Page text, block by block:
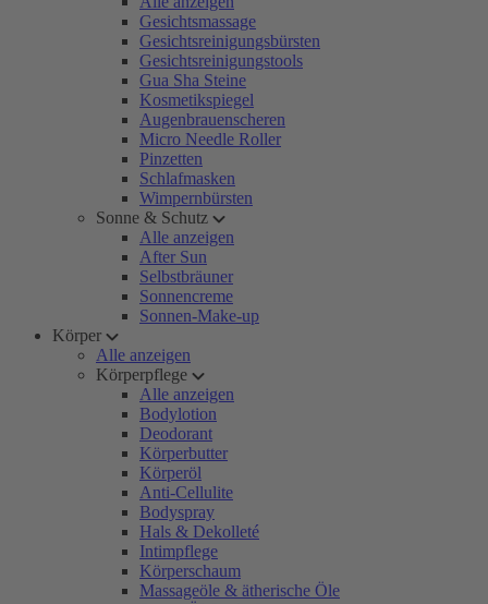
Gesichtsmassage
Gesichtsreinigungsbürsten
Gesichtsreinigungstools
Gua Sha Steine
Kosmetikspiegel
Augenbrauenscheren
Micro Needle Roller
Pinzetten
Schlafmasken
Wimpernbürsten
Sonne & Schutz
Alle anzeigen
After Sun
Selbstbräuner
Sonnencreme
Sonnen-Make-up
Körper
Alle anzeigen
Körperpflege
Alle anzeigen
Bodylotion
Deodorant
Körperbutter
Körperöl
Anti-Cellulite
Bodyspray
Hals & Dekolleté
Intimpflege
Körperschaum
Massageöle & ätherische Öle